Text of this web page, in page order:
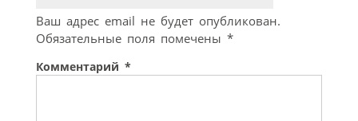
Ваш адрес email не будет опубликован.
Обязательные поля помечены *
Комментарий *